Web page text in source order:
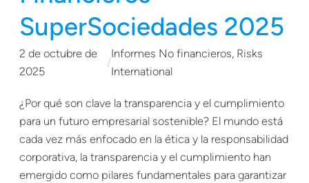
SuperSociedades 2025
2 de octubre de
2025
/
Informes No financieros, Risks
International
¿Por qué son clave la transparencia y el cumplimiento
para un futuro empresarial sostenible? El mundo está
cada vez más enfocado en la ética y la responsabilidad
corporativa, la transparencia y el cumplimiento han
emergido como pilares fundamentales para garantizar